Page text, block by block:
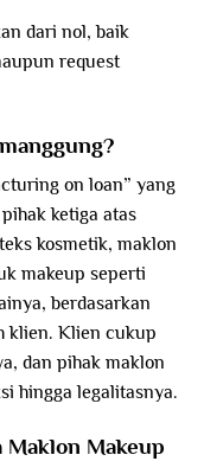
dari nol, baik
request
on loan” yang
ketiga atas
kosmetik, maklon
makeup seperti
berdasarkan
klien. Klien cukup
dan pihak maklon
hingga legalitasnya.
Maklon Makeup